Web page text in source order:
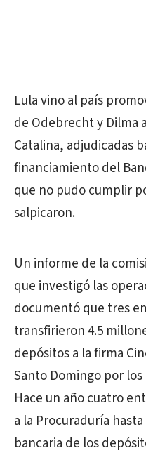
Lula vino al país
de Odebrecht y Dilma
Catalina, adjudicadas
financiamiento del
que no pudo cumplir
salpicaron.
Un informe de la
que investigó las
documentó que tres
transfirieron 4.5
depósitos a la firma
Santo Domingo por
Hace un año cuatro
a la Procuraduría
bancaria de los